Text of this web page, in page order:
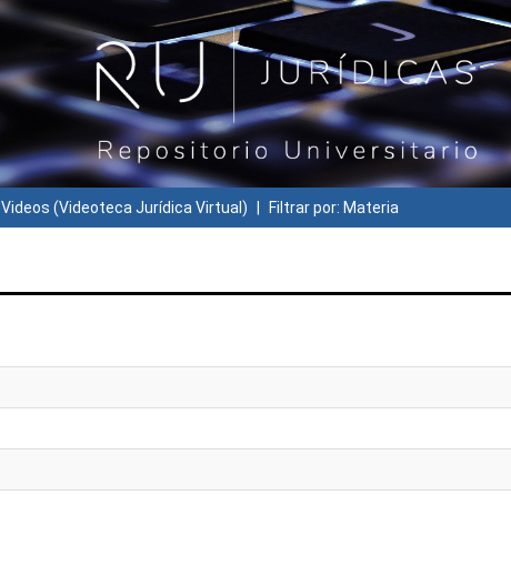
Videos (Videoteca Jurídica Virtual) Filtrar por: Materia